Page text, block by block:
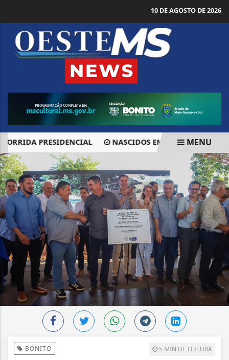
10 DE AGOSTO DE 2026
PRESIDENCIAL NASCIDOS EM MAIO E JUNHO
EM ALTA
MENU
BONITO 5 MIN DE LEITURA